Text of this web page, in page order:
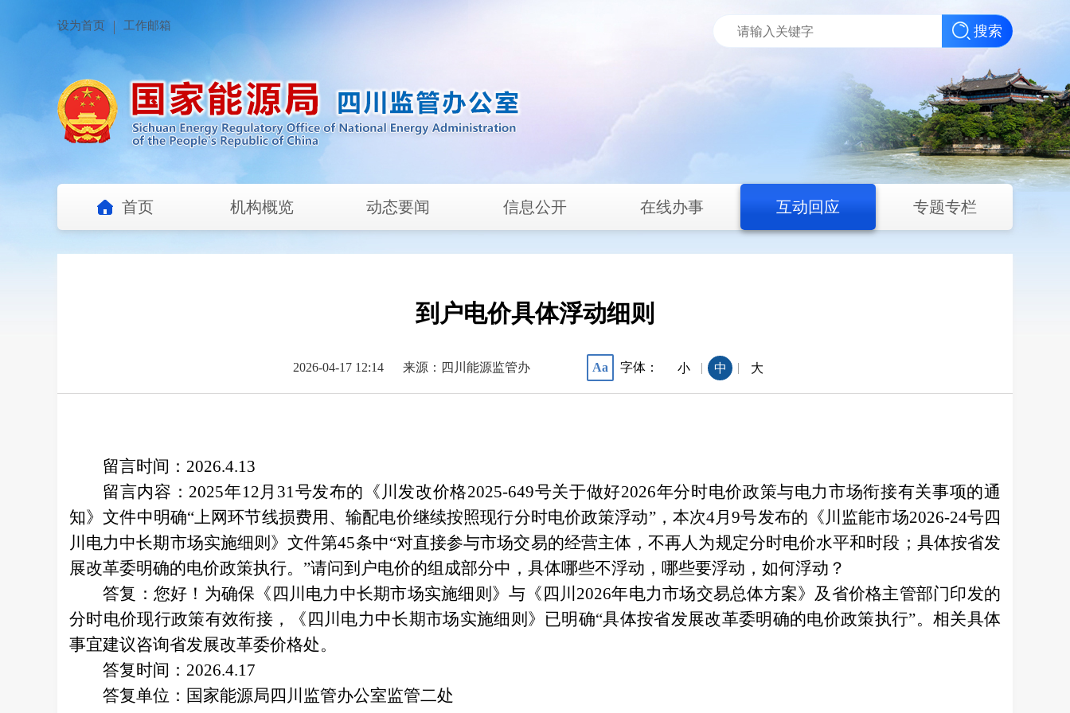
设为首页 工作邮箱 搜索
首页 机构概览 动态要闻 信息公开 在线办事 互动回应 专题专栏
到户电价具体浮动细则
2026-04-17 12:14 来源：四川能源监管办 Aa 字体： 小 | 中 | 大
留言时间：2026.4.13
留言内容：2025年12月31号发布的《川发改价格2025-649号关于做好2026年分时电价政策与电力市场衔接有关事项的通
知》文件中明确“上网环节线损费用、输配电价继续按照现行分时电价政策浮动”，本次4月9号发布的《川监能市场2026-24号四
川电力中长期市场实施细则》文件第45条中“对直接参与市场交易的经营主体，不再人为规定分时电价水平和时段；具体按省发
展改革委明确的电价政策执行。”请问到户电价的组成部分中，具体哪些不浮动，哪些要浮动，如何浮动？
答复： 您好！为确保《四川电力中长期市场实施细则》与《四川2026年电力市场交易总体方案》及省价格主管部门印发的
分时电价现行政策有效衔接，《四川电力中长期市场实施细则》已明确“具体按省发展改革委明确的电价政策执行”。相关具体
事宜建议咨询省发展改革委价格处。
答复时间：2026.4.17
答复单位：国家能源局四川监管办公室监管二处